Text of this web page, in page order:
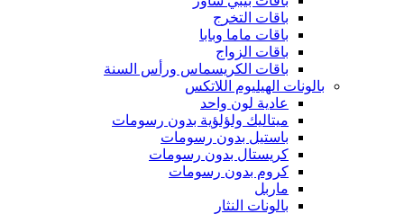
باقات التخرج
باقات ماما وبابا
باقات الزواج
باقات الكريسماس ورأس السنة
بالونات الهيليوم اللاتكس
عادية لون واحد
ميتاليك ولؤلؤية بدون رسومات
باستيل بدون رسومات
كريستال بدون رسومات
كروم بدون رسومات
ماربل
بالونات النثار